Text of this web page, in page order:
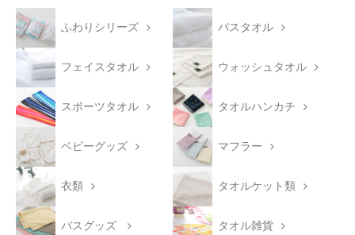
ふわりシリーズ バスタオル
フェイスタオル ウォッシュタオル
スポーツタオル タオルハンカチ
ベビーグッズ マフラー
衣類 タオルケット類
バスグッズ タオル雑貨